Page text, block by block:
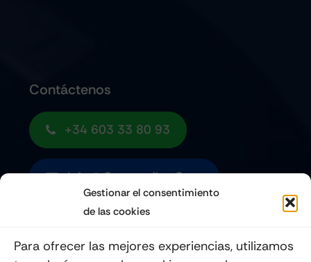
Gestionar el consentimiento
de las cookies
Para ofrecer las mejores experiencias, utilizamos
Contáctenos
+34 603 33 80 93
Info@quemoviles.com